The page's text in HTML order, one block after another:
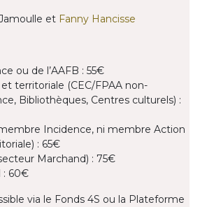
et Fanny Hancisse
ou de l’AAFB : 55€
territoriale (CEC/FPAA non-
Bibliothèques, Centres culturels) :
Incidence, ni membre Action
: 65€
Marchand) : 75€
: 60€
via le Fonds 4S ou la Plateforme